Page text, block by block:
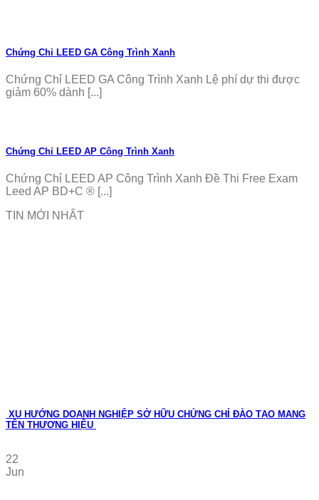
Chứng Chỉ LEED GA Công Trình Xanh
Chứng Chỉ LEED GA Công Trình Xanh Lệ phí dự thi được
giảm 60% dành [...]
Chứng Chỉ LEED AP Công Trình Xanh
Chứng Chỉ LEED AP Công Trình Xanh Đề Thi Free Exam
Leed AP BD+C ® [...]
TIN MỚI NHẤT
XU HƯỚNG DOANH NGHIỆP SỞ HỮU CHỨNG CHỈ ĐÀO TẠO MANG
TÊN THƯƠNG HIỆU
22
Jun